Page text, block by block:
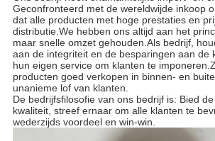
Geconfronteerd met de wereldwijde inkoop
dat alle producten met hoge prestaties en
distributie.We hebben ons altijd aan het
maar snelle omzet gehouden.Als bedrijf,
aan de integriteit en de besparingen aan de
hun eigen service om klanten te
producten goed verkopen in binnen- en
unanieme lof van klanten.
De bedrijfsfilosofie van ons bedrijf is: Bied
kwaliteit, streef ernaar om alle klanten te
wederzijds voordeel en win-win.